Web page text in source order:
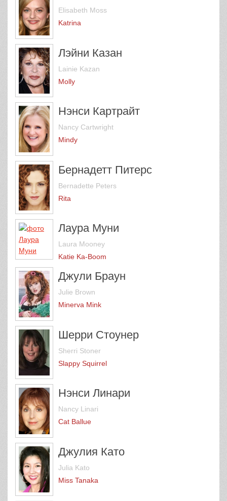
Elisabeth Moss
Katrina
Лэйни Казан
Lainie Kazan
Molly
Нэнси Картрайт
Nancy Cartwright
Mindy
Бернадетт Питерс
Bernadette Peters
Rita
Лаура Муни
Laura Mooney
Katie Ka-Boom
Джули Браун
Julie Brown
Minerva Mink
Шерри Стоунер
Sherri Stoner
Slappy Squirrel
Нэнси Линари
Nancy Linari
Cat Ballue
Джулия Като
Julia Kato
Miss Tanaka